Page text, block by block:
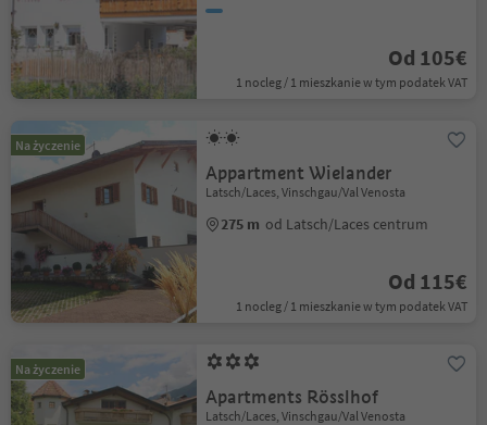
Od 105€
1 nocleg / 1 mieszkanie w tym podatek VAT
Na życzenie
Appartment Wielander
Latsch/Laces, Vinschgau/Val Venosta
275 m od Latsch/Laces centrum
Od 115€
1 nocleg / 1 mieszkanie w tym podatek VAT
Na życzenie
Apartments Rösslhof
Latsch/Laces, Vinschgau/Val Venosta